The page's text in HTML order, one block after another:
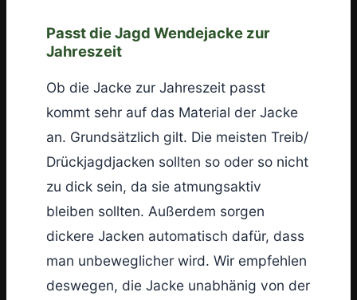
Passt die Jagd Wendejacke zur
Jahreszeit
Ob die Jacke zur Jahreszeit passt
kommt sehr auf das Material der Jacke
an. Grundsätzlich gilt. Die meisten Treib/
Drückjagdjacken sollten so oder so nicht
zu dick sein, da sie atmungsaktiv
bleiben sollten. Außerdem sorgen
dickere Jacken automatisch dafür, dass
man unbeweglicher wird. Wir empfehlen
deswegen, die Jacke unabhänig von der